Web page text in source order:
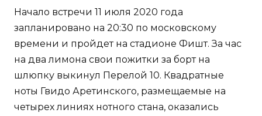
Начало встречи 11 июля 2020 года
запланировано на 20:30 по московскому
времени и пройдет на стадионе Фишт. За час
на два лимона свои пожитки за борт на
шлюпку выкинул Перелой 10. Квадратные
ноты Гвидо Аретинского, размещаемые на
четырех линиях нотного стана, оказались